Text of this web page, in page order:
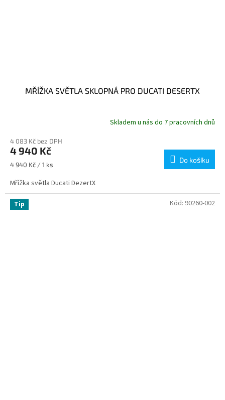
MŘÍŽKA SVĚTLA SKLOPNÁ PRO DUCATI DESERTX
Skladem u nás do 7 pracovních dnů
4 083 Kč bez DPH
4 940 Kč
Měrná
4 940 Kč / 1 ks
Do košíku
Mřížka světla Ducati DezertX
Tip Kód: 90260-002